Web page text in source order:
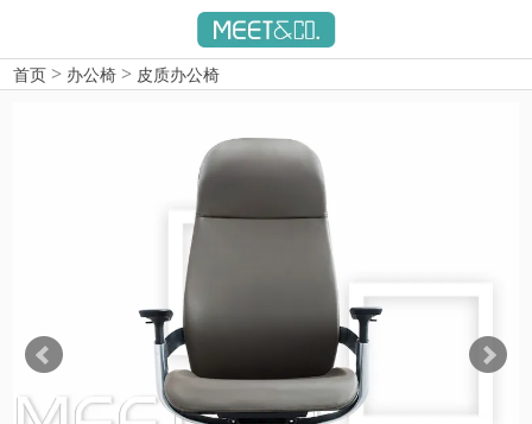
首页 > 办公椅 > 皮质办公椅